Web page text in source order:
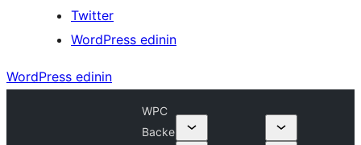
Twitter
WordPress edinin
WordPress edinin
WPC
Backe